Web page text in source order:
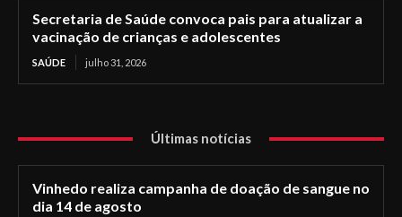
Secretaria de Saúde convoca pais para atualizar a
vacinação de crianças e adolescentes
SAÚDE julho 31, 2026
Últimas notícias
Vinhedo realiza campanha de doação de sangue no
dia 14 de agosto